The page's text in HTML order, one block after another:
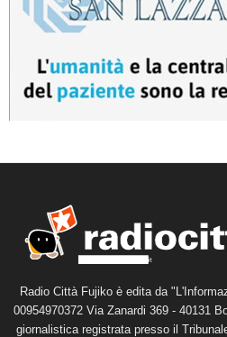
Radio Città Fujiko è edita da
00954970372 Via Zanardi 369 - 40131
giornalistica registrata presso il